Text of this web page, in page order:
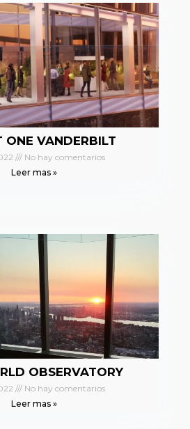
ONE VANDERBILT
No hay comentarios
Leer mas »
OBSERVATORY
No hay comentarios
Leer mas »